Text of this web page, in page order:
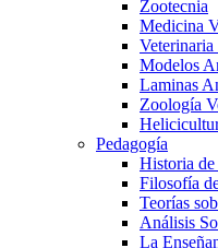
Zootecnia
Medicina
Modelos
Laminas
Zoología
Pedagogía
Historia
Filosofía
Teorías
Análisis
La